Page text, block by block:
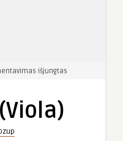
išjungtas